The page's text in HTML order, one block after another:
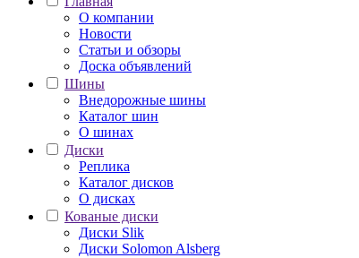
О компании
Новости
Статьи и обзоры
Доска объявлений
Шины
Внедорожные шины
Каталог шин
О шинах
Диски
Реплика
Каталог дисков
О дисках
Кованые диски
Диски Slik
Диски Solomon Alsberg